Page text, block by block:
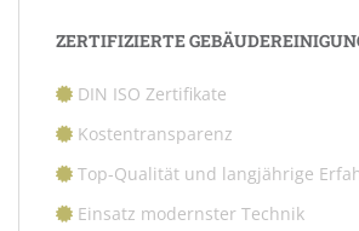
ZERTIFIZIERTE
DIN ISO Zertifikate
Kostentransparenz
Top-Qualität und langjährige
Einsatz modernster Technik